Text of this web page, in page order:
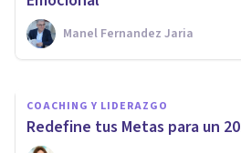
Manel Fernandez Jaria
Pol Osés
COACHING Y LIDERAZGO
Redefine tus Metas para un